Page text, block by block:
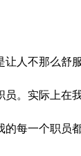
人不那么舒
。实际上
每一个职